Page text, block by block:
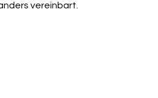
vereinbart.